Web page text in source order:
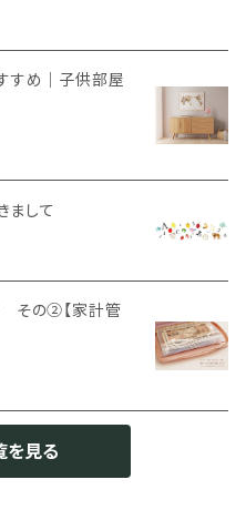
すめ｜子供部屋
まして
その②【家計管
を見る